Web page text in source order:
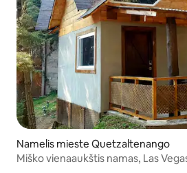
Namelis mieste Quetzaltenango
Miško vienaaukštis namas, Las